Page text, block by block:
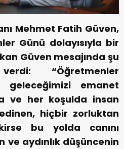
Mehmet Fatih Güven,
Günü dolayısıyla bir
Güven mesajında şu
“Öğretmenler
geleceğimizi emanet
ve her koşulda insan
hiçbir zorluktan
bu yolda canını
aydınlık düşüncenin